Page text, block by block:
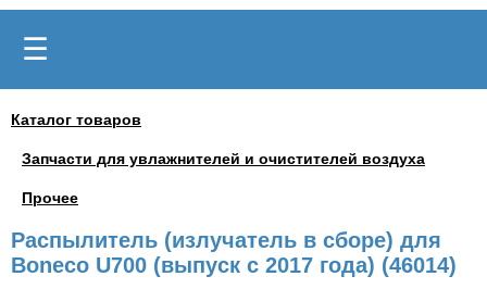
☰
Каталог товаров
Запчасти для увлажнителей и очистителей воздуха
Прочее
Распылитель (излучатель в сборе) для
Boneco U700 (выпуск с 2017 года) (46014)